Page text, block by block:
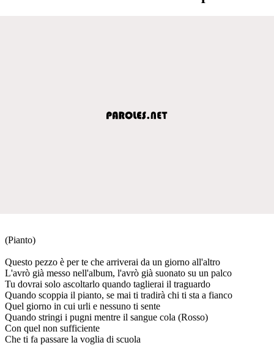
(Pianto)
Questo pezzo è per te che arriverai da un giorno all'altro
L'avrò già messo nell'album, l'avrò già suonato su un palco
Tu dovrai solo ascoltarlo quando taglierai il traguardo
Quando scoppia il pianto, se mai ti tradirà chi ti sta a fianco
Quel giorno in cui urli e nessuno ti sente
Quando stringi i pugni mentre il sangue cola (Rosso)
Con quel non sufficiente
Che ti fa passare la voglia di scuola